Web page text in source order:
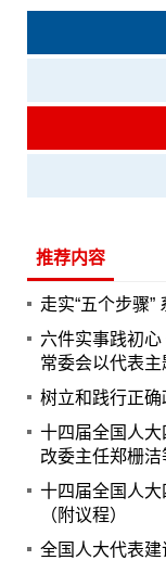
推荐内容
走实“五个步骤
六件实事践初
常委会以代表主
树立和践行正确
十四届全国人
改委主任郑栅
十四届全国人
（附议程）
全国人大代表建